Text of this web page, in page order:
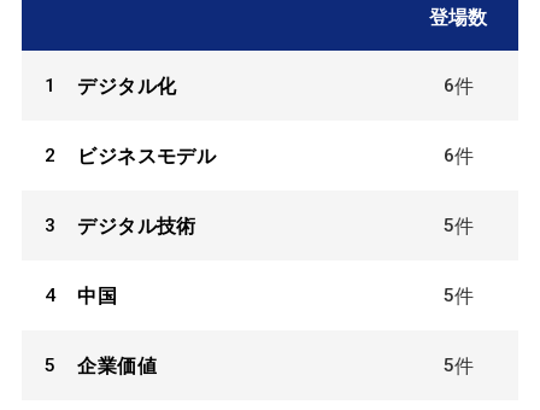
登場数
1 デジタル化 6件
2 ビジネスモデル 6件
3 デジタル技術 5件
4 中国 5件
5 企業価値 5件